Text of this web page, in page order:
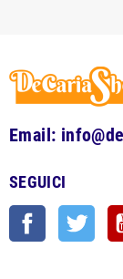
Email:
SEGUICI
Facebook